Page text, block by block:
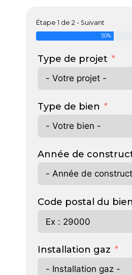
Étape 1 de 2 - Suivant
50%
Type de projet
Type de bien
Année de
Code postal du bien
Installation gaz